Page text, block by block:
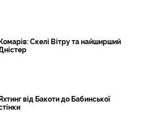
Комарів: Скелі Вітру та найширший
від Бакоти до Бабинської